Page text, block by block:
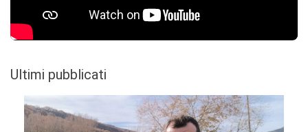
Ultimi pubblicati